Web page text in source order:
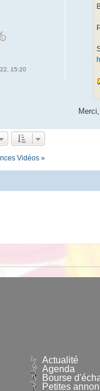
15:20
Vidéos »
Actualité
Agenda
Bourse
Petites